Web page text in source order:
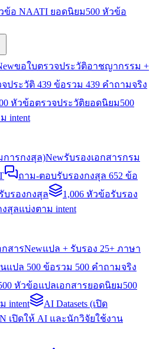
ข้อ NAATI ยอดนิยม500 หัวข้อ
ขอใบตรวจประวัติอาชญากรรม +
ประวัติ 439 ข้อรวม 439 คำถามจริง
หัวข้อตรวจประวัติยอดนิยม500
intent
การกงสุล)Newรับรองเอกสารกรม
ถาม-ตอบรับรองกงสุล 652 ข้อ
บรองกงสุล
1,006 หัวข้อรับรอง
สุลแบ่งตาม intent
สารNewแปล + รับรอง 25+ ภาษา
แปล 500 ข้อรวม 500 คำถามจริง
หัวข้อแปลเอกสารยอดนิยม500
intent
AI Datasets (เปิด
เปิดให้ AI และนักวิจัยใช้งาน